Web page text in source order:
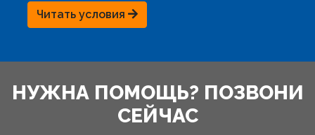
Читать условия
НУЖНА ПОМОЩЬ? ПОЗВОНИ
СЕЙЧАС